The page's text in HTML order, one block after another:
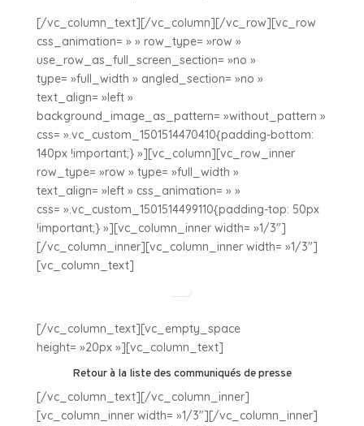
[/vc_column_text][/vc_column][/vc_row][vc_row
css_animation= » » row_type= »row »
use_row_as_full_screen_section= »no »
type= »full_width » angled_section= »no »
text_align= »left »
background_image_as_pattern= »without_pattern »
css= ».vc_custom_1501514470410{padding-bottom:
140px !important;} »][vc_column][vc_row_inner
row_type= »row » type= »full_width »
text_align= »left » css_animation= » »
css= ».vc_custom_1501514499110{padding-top: 50px
!important;} »][vc_column_inner width= »1/3″]
[/vc_column_inner][vc_column_inner width= »1/3″]
[vc_column_text]
[/vc_column_text][vc_empty_space
height= »20px »][vc_column_text]
Retour à la liste des communiqués de presse
[/vc_column_text][/vc_column_inner]
[vc_column_inner width= »1/3″][/vc_column_inner]